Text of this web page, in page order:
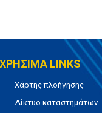
ΧΡΗΣΙΜΑ LINKS
Χάρτης πλοήγησης
Δίκτυο καταστημάτων